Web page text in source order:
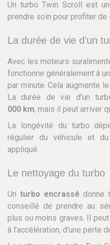
Un turbo Twin Scroll est
prendre soin pour profiter de
La durée de vie d’un
Avec les moteurs
fonctionne généralement à
par minute. Cela augmente
La durée de vie d’un
000 km, mais il peut arriver
La longévité du turbo
régulier du véhicule et
appliqué.
Le nettoyage du turbo
Un turbo encrassé donne
conseillé de prendre au
plus ou moins graves. Il
à l’accélération, d’une perte